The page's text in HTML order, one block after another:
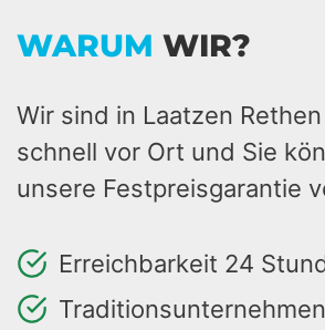
WARUM WIR?
Wir sind in Laatzen
schnell vor Ort und Sie
unsere Festpreisgarantie
Erreichbarkeit 24
Traditionsunternehmen